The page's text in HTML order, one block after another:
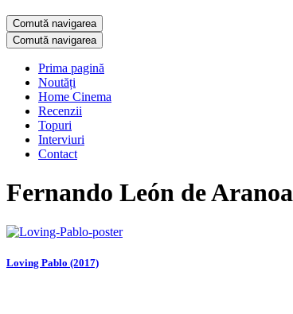
Comută navigarea
Comută navigarea
Prima pagină
Noutăți
Home Cinema
Recenzii
Topuri
Interviuri
Contact
Fernando León de Aranoa
Loving Pablo (2017)